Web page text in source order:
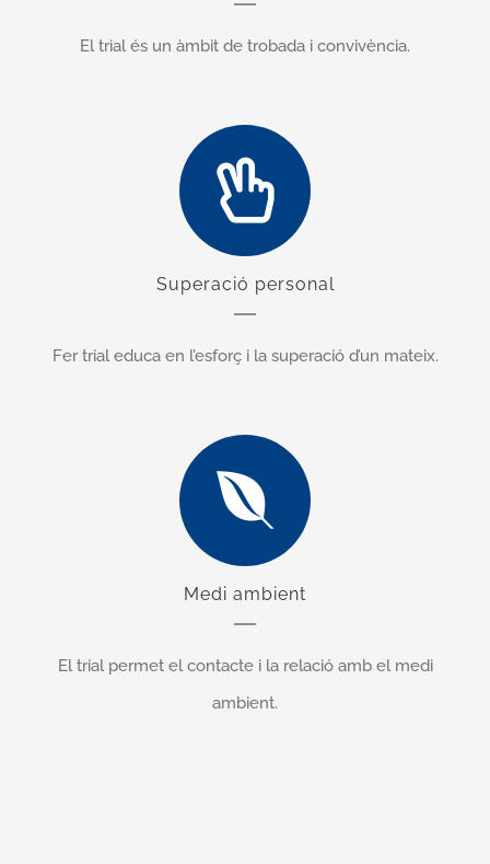
El trialés un àmbit de trobada i convivència.
Superació personal
Fer trial educa en l’esforç i la superació d’un mateix.
Medi ambient
El trial permet el contacte i la relació amb el medi
ambient.